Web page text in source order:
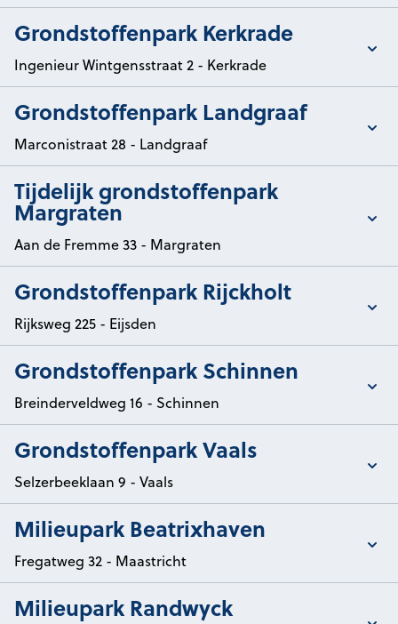
Toon/verberg details van
Grondstoffenpark Kerkrade
Ingenieur Wintgensstraat 2 - Kerkrade
Toon/verberg details van
Grondstoffenpark Landgraaf
Marconistraat 28 - Landgraaf
Toon/verberg details van
Tijdelijk grondstoffenpark
Margraten
Aan de Fremme 33 - Margraten
Toon/verberg details van
Grondstoffenpark Rijckholt
Rijksweg 225 - Eijsden
Toon/verberg details van
Grondstoffenpark Schinnen
Breinderveldweg 16 - Schinnen
Toon/verberg details van
Grondstoffenpark Vaals
Selzerbeeklaan 9 - Vaals
Toon/verberg details van
Milieupark Beatrixhaven
Fregatweg 32 - Maastricht
Toon/verberg details van
Milieupark Randwyck